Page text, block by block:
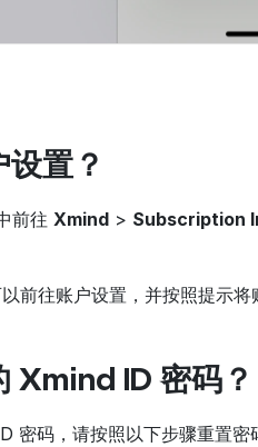
置？
前往 Xmind > Subscription
前往账户设置，并按照提示将
Xmind ID 密码？
密码，请按照以下步骤重置密